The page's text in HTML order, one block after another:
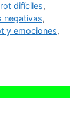
difíciles,
negativas,
y emociones,